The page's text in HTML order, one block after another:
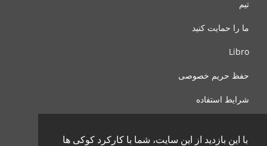
با این بازدید از این سایت، شما با کارکرد کوکی ها
تیم
ما را حمایت کنید
Libro
حفظ حریم خصوصی
شرایط استفاده